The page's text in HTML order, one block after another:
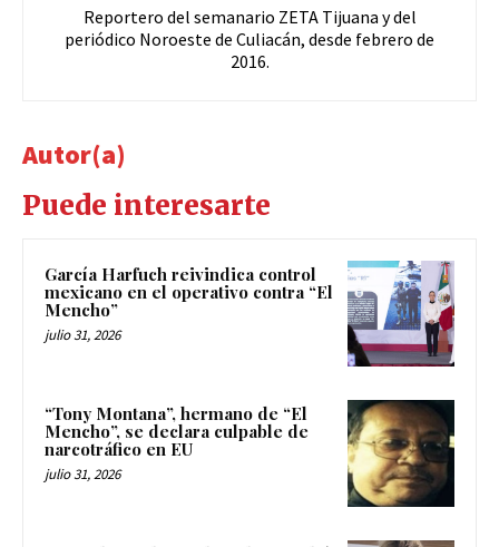
Reportero del semanario ZETA Tijuana y del
periódico Noroeste de Culiacán, desde febrero de
2016.
Autor(a)
Puede interesarte
García Harfuch reivindica control
mexicano en el operativo contra “El
Mencho”
julio 31, 2026
“Tony Montana”, hermano de “El
Mencho”, se declara culpable de
narcotráfico en EU
julio 31, 2026